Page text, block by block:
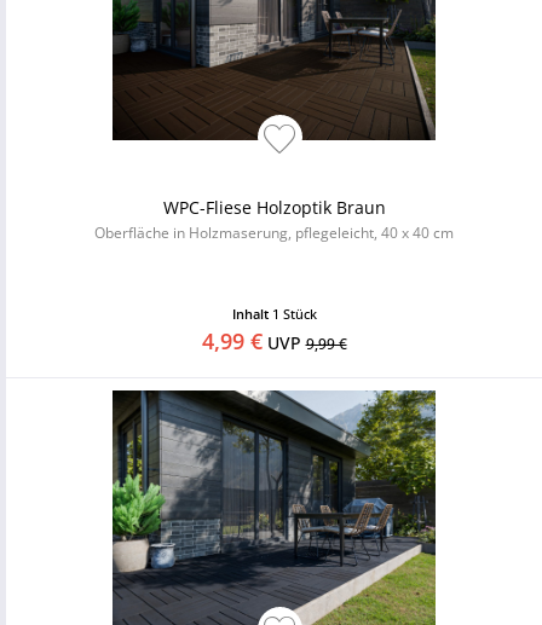
WPC-Fliese Holzoptik Braun
Oberfläche in Holzmaserung, pflegeleicht, 40 x 40 cm
Inhalt 1 Stück
4,99 €UVP9,99 €